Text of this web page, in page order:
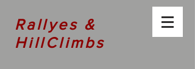
Rallyes &
HillClimbs